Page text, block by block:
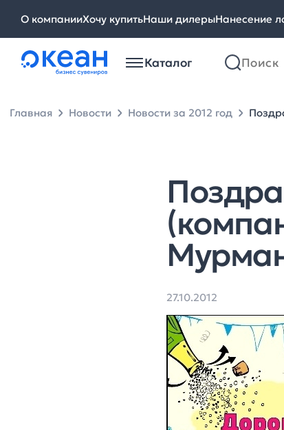
О компанииХочу купитьНаши дилерыНанесение
Каталог
Главная Новости Новости за 2012 год
27.10.2012